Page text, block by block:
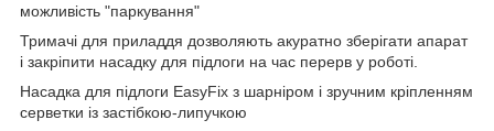
можливість "паркування"
Тримачі для приладдя дозволяють акуратно зберігати апарат
і закріпити насадку для підлоги на час перерв у роботі.
Насадка для підлоги EasyFix з шарніром і зручним кріпленням
серветки із застібкою-липучкою